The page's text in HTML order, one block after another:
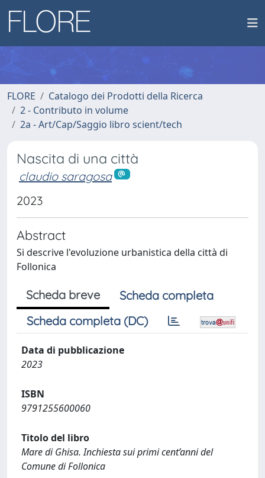
FLORE
Catalogo dei Prodotti della Ricerca
2 - Contributo in volume
2a - Art/Cap/Saggio libro scient/tech
Nascita di una città
claudio saragosa
2023
Abstract
Si descrive l'evoluzione urbanistica della città di
Follonica
Scheda breve
Scheda completa
Scheda completa (DC)
Data di pubblicazione
2023
ISBN
9791255600060
Titolo del libro
Mare di Ghisa. Inchiesta sui primi cent’anni del
Comune di Follonica